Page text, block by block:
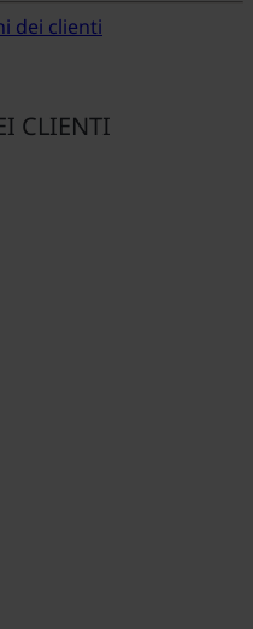
dei clienti
CLIENTI